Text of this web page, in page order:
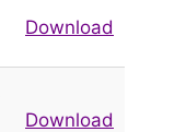
Download
Download